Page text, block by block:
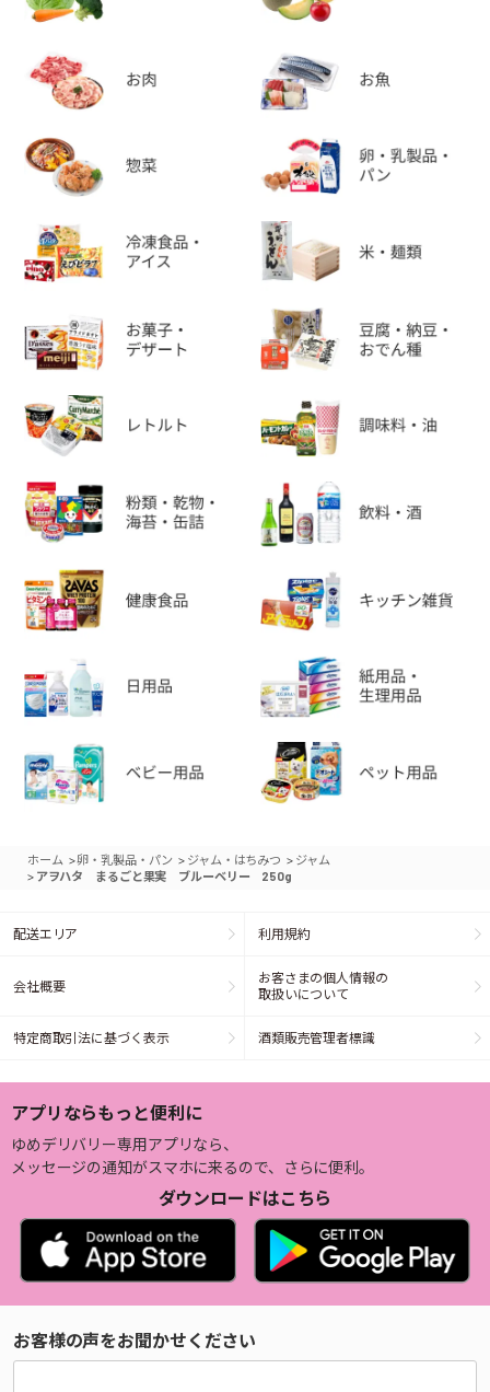
ホーム >卵・乳製品・パン > ジャム・はちみつ > ジャム
> アヲハタ まるごと果実 ブルーベリー 250g
配送エリア 利用規約
会社概要
お客さまの個人情報の
取扱いについて
特定商取引法に基づく表示 酒類販売管理者標識
アプリならもっと便利に
ゆめデリバリー専用アプリなら、
メッセージの通知がスマホに来るので、さらに便利。
ダウンロードはこちら
お客様の声をお聞かせください